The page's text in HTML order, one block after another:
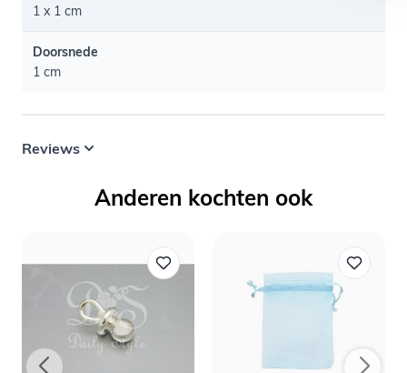
1 x 1 cm
Doorsnede
1 cm
Reviews
Anderen kochten ook